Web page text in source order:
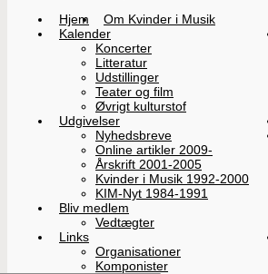
Hjem
Om Kvinder i Musik
Kalender
Koncerter
Litteratur
Udstillinger
Teater og film
Øvrigt kulturstof
Udgivelser
Nyhedsbreve
Online artikler 2009-
Årskrift 2001-2005
Kvinder i Musik 1992-2000
KIM-Nyt 1984-1991
Bliv medlem
Vedtægter
Links
Organisationer
Komponister